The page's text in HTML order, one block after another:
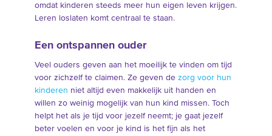
omdat kinderen steeds meer hun eigen leven krijgen.
Leren loslaten komt centraal te staan.
Een ontspannen ouder
Veel ouders geven aan het moeilijk te vinden om tijd
voor zichzelf te claimen. Ze geven de zorg voor hun
kinderen niet altijd even makkelijk uit handen en
willen zo weinig mogelijk van hun kind missen. Toch
helpt het als je tijd voor jezelf neemt; je gaat jezelf
beter voelen en voor je kind is het fijn als het